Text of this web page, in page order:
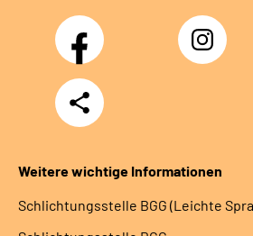
Facebook Instagram
Teilen
Weitere wichtige Informationen
Schlich­tungs­stel­le BGG (Leichte